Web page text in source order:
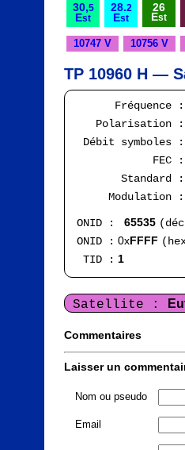
30,5
Est
28.2
Est
26
Est
10747 V 10756 V
TP 10960 H —
Fréquence :
Polarisation :
Débit symboles :
FEC :
Standard :
Modulation :
ONID : 65535
ONID : 0xFFFF
TID : 1
Satellite :
Commentaires
Laisser un
Nom ou pseudo
Email